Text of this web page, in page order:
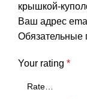
крышкой-
Ваш адрес
Обязательные
Your rating *